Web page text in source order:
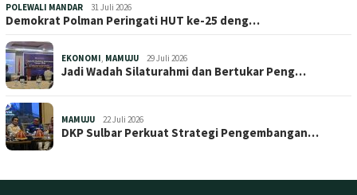
POLEWALI MANDAR 31 Juli 2026
Demokrat Polman Peringati HUT ke-25 deng…
EKONOMI MAMUJU 29 Juli 2026
Jadi Wadah Silaturahmi dan Bertukar Peng…
MAMUJU 22 Juli 2026
DKP Sulbar Perkuat Strategi Pengembangan…